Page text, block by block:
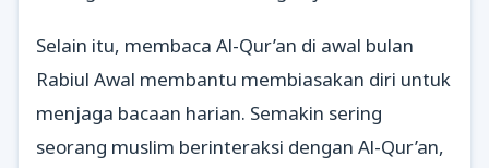
Selain itu, membaca Al-Qur’an di awal bulan
Rabiul Awal membantu membiasakan diri untuk
menjaga bacaan harian. Semakin sering
seorang muslim berinteraksi dengan Al-Qur’an,